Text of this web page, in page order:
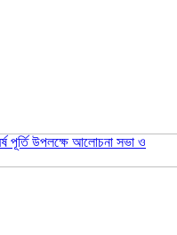
পূর্তি উপলক্ষে আলোচনা সভা ও